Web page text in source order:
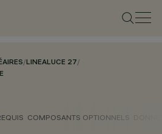
/LINEALUCE 27/
COMPOSANTS OPTIONNELS